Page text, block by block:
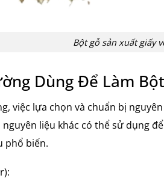
Bột gỗ sản xuất giấy
Dùng Để Làm
việc lựa chọn và chuẩn bị
liệu khác có thể sử dụng
phổ biến.